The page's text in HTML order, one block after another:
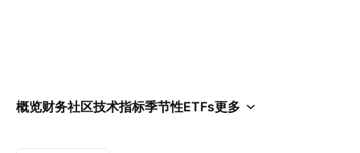
概览财务社区技术指标季节性ETFs更多